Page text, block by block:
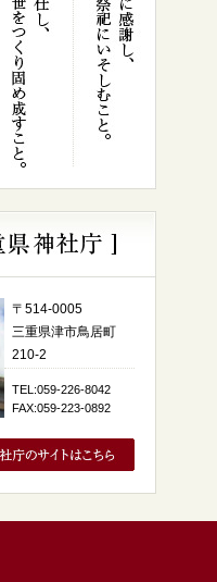
〒514-0005
三重県津市鳥居町
210-2
TEL:059-226-8042
FAX:059-223-0892